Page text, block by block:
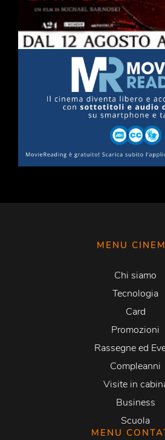
MENU
Chi siamo
Tecnologia
Card
Promozioni
Rassegne ed
Compleanni
Visite in
Business
Scuola
MENU